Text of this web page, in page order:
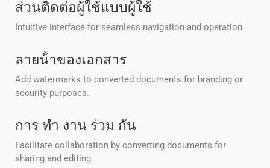
ส่วนติดต่อผู้ใช้แบบผู้ใช้
Intuitive interface for seamless navigation and operation.
ลายน้ําของเอกสาร
Add watermarks to converted documents for branding or
security purposes.
การ ทํา งาน ร่วม กัน
Facilitate collaboration by converting documents for
sharing and editing.